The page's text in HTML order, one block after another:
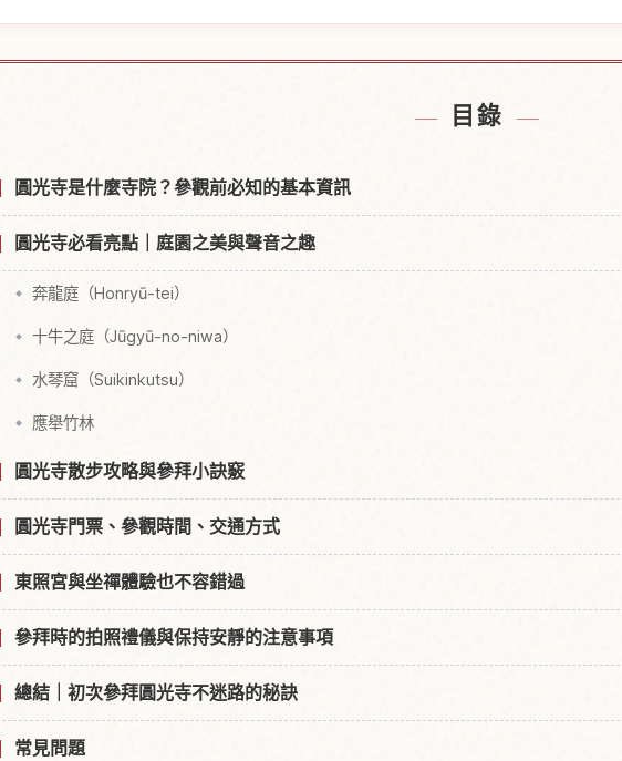
目錄
圓光寺是什麼寺院？參觀前必知的基本資訊
圓光寺必看亮點｜庭園之美與聲音之趣
奔龍庭（Honryū-tei）
十牛之庭（Jūgyū-no-niwa）
水琴窟（Suikinkutsu）
應舉竹林
圓光寺散步攻略與參拜小訣竅
圓光寺門票、參觀時間、交通方式
東照宮與坐禪體驗也不容錯過
參拜時的拍照禮儀與保持安靜的注意事項
總結｜初次參拜圓光寺不迷路的秘訣
常見問題